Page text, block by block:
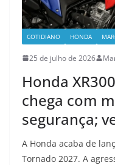
COTIDIANO HONDA
25 de julho de 2026
Honda
chega com
segurança;
A Honda acaba de
Tornado 2027. A